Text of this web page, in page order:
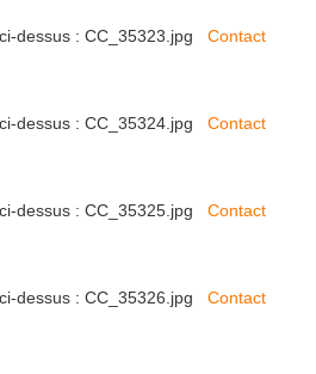
dessus : CC_35323.jpg Contact
dessus : CC_35324.jpg Contact
dessus : CC_35325.jpg Contact
dessus : CC_35326.jpg Contact